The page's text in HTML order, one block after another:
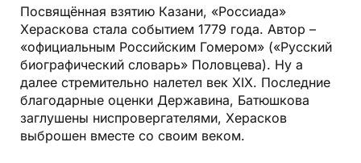
Посвящённая взятию Казани, «Россиада»
Хераскова стала событием 1779 года. Автор –
«официальным Российским Гомером» («Русский
биографический словарь» Половцева). Ну а
далее стремительно налетел век XIX. Последние
благодарные оценки Державина, Батюшкова
заглушены ниспровергателями, Херасков
выброшен вместе со своим веком.